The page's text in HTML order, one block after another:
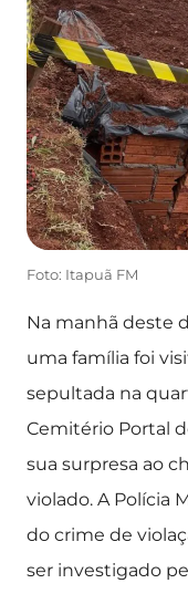
Foto: Itapuã FM
Na manhã deste
uma família foi
sepultada na
Cemitério Portal
sua surpresa ao
violado. A Polícia
do crime de
ser investigado